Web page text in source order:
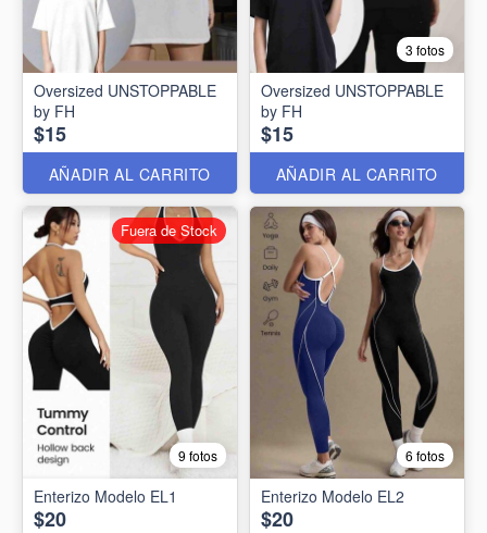
Oversized UNSTOPPABLE
by FH
$15
AÑADIR AL CARRITO
3 fotos
Oversized UNSTOPPABLE
by FH
$15
AÑADIR AL CARRITO
9 fotos
Enterizo Modelo EL1
$20
Fuera de Stock
6 fotos
Enterizo Modelo EL2
$20